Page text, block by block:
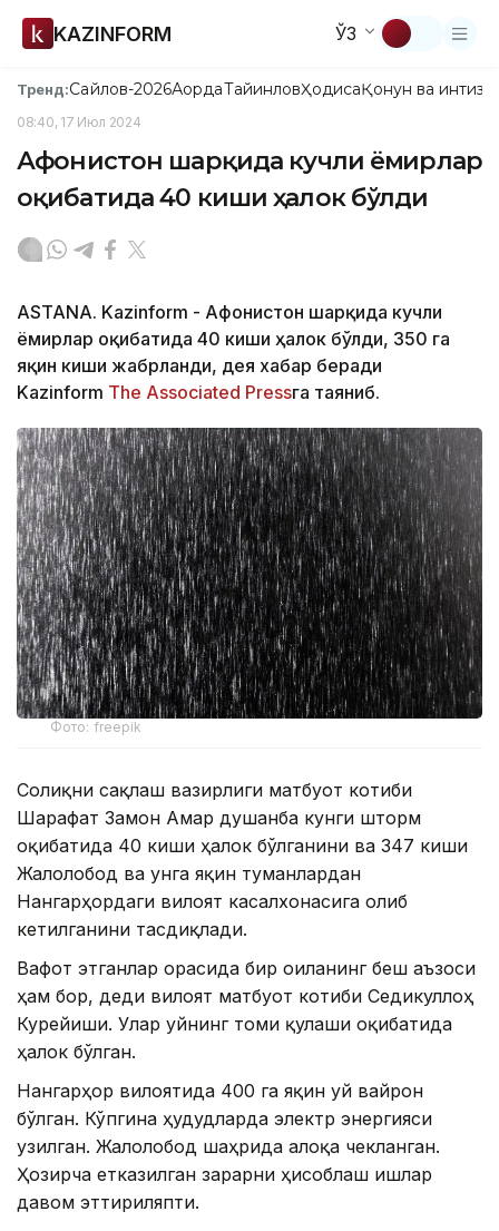
KAZINFORM ЎЗ
Тренд:Сайлов-2026АқордаТайинловҲодисаҚонун ва
08:40, 17 Июл 2024
Афғонистон шарқида кучли ёмғирлар
оқибатида 40 киши ҳалок бўлди
ASTANA. Kazinform - Афғонистон шарқида кучли
ёмғирлар оқибатида 40 киши ҳалок бўлди, 350 га
яқин киши жабрланди, дея хабар беради
Kazinform The Associated Pressга таяниб.
Фото: freepik
Соғлиқни сақлаш вазирлиги матбуот котиби
Шарафат Замон Амар душанба кунги шторм
оқибатида 40 киши ҳалок бўлганини ва 347 киши
Жалолобод ва унга яқин туманлардан
Нангарҳордаги вилоят касалхонасига олиб
кетилганини тасдиқлади.
Вафот этганлар орасида бир оиланинг беш аъзоси
ҳам бор, деди вилоят матбуот котиби Седикуллоҳ
Курейиши. Улар уйнинг томи қулаши оқибатида
ҳалок бўлган.
Нангарҳор вилоятида 400 га яқин уй вайрон
бўлган. Кўпгина ҳудудларда электр энергияси
узилган. Жалолобод шаҳрида алоқа чекланган.
Ҳозирча етказилган зарарни ҳисоблаш ишлар
давом эттириляпти.